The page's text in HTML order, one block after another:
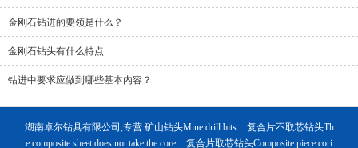
金刚石钻进的要领是什么？
金刚石钻头有什么特点
钻进中要求应做到哪些基本内容？
湖南卓尔钻具有限公司,专营 矿山钻头Mine drill bits
复合片不取芯钻头Th
e composite sheet does not take the core
复合片取芯钻头Composite piece cori